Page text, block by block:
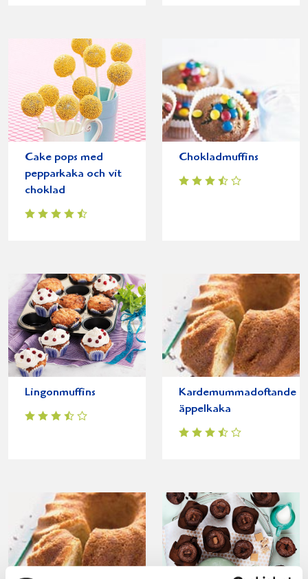
Cake pops med
pepparkaka och vit
choklad
Chokladmuffins
Lingonmuffins
Kardemummadoftande
äppelkaka